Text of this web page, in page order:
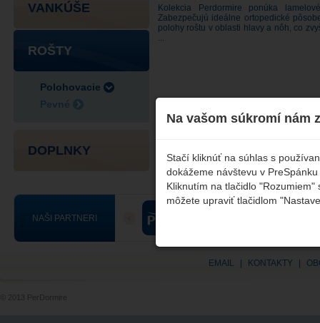
Na vašom súkromí nám
Stačí kliknúť na súhlas s
dokážeme návštevu v
Kliknutím na tlačidlo
môžete upraviť tlačidlom
VANKÚŠE
ROŠTY
Polohovacie
Pevné
DOPLNKY
Kolekcia Perdormire ponúka
Zabezpečujú ideálne ortopedické
polohy roštu v oblasti hlavy a nôh, co
...
Ľutujeme, ale nebol nájdený žiadny
NAŠI PARTNERI
EMAIL KONTAKTY
© 2013 PerDormire